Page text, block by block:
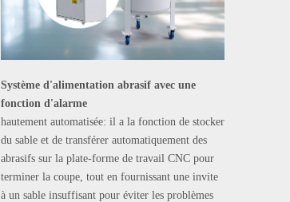
Système d'alimentation abrasif avec une
fonction d'alarme
hautement automatisée: il a la fonction de stocker
du sable et de transférer automatiquement des
abrasifs sur la plate-forme de travail CNC pour
terminer la coupe, tout en fournissant une invite
à un sable insuffisant pour éviter les problèmes